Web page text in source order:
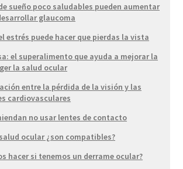
sueño poco saludables pueden aumentar
glaucoma
estrés puede hacer que pierdas la vista
el superalimento que ayuda a mejorar la
la salud ocular
entre la pérdida de la visión y las
cardiovasculares
no usar lentes de contacto
ocular ¿son compatibles?
hacer si tenemos un derrame ocular?